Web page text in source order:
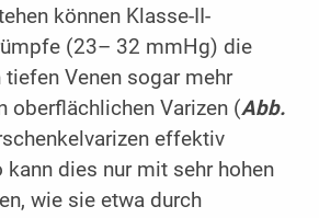
können Klasse-II-
(23– 32 mmHg) die
tiefen Venen sogar mehr
oberflächlichen Varizen (Abb.
effektiv
kann dies nur mit sehr hohen
wie sie etwa durch